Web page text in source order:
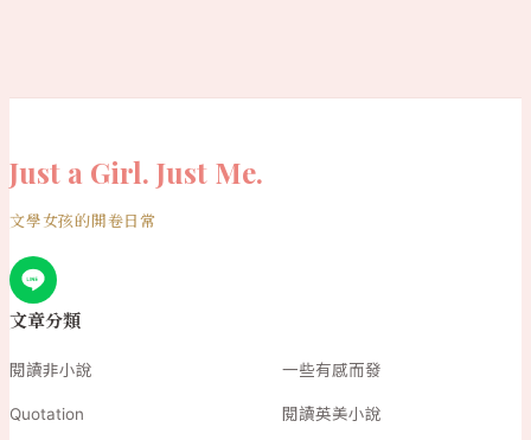
Just a Girl. Just Me.
文學女孩的開卷日常
文章分類
閱讀非小說 一些有感而發
Quotation 閱讀英美小說